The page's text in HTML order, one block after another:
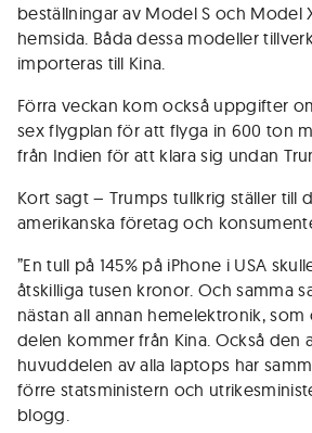
beställningar av Model S och Model
hemsida. Båda dessa modeller
importeras till Kina.
Förra veckan kom också uppgifter
sex flygplan för att flyga in 600 ton
från Indien för att klara sig undan
Kort sagt – Trumps tullkrig ställer till
amerikanska företag och
”En tull på 145% på iPhone i USA
åtskilliga tusen kronor. Och samma
nästan all annan hemelektronik, som
delen kommer från Kina. Också den
huvuddelen av alla laptops har
förre statsministern och
blogg.